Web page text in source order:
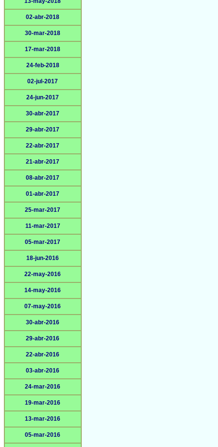
02-abr-2018
30-mar-2018
17-mar-2018
24-feb-2018
02-jul-2017
24-jun-2017
30-abr-2017
29-abr-2017
22-abr-2017
21-abr-2017
08-abr-2017
01-abr-2017
25-mar-2017
11-mar-2017
05-mar-2017
18-jun-2016
22-may-2016
14-may-2016
07-may-2016
30-abr-2016
29-abr-2016
22-abr-2016
03-abr-2016
24-mar-2016
19-mar-2016
13-mar-2016
05-mar-2016